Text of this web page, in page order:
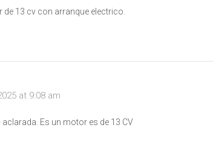
13 cv con arranque electrico.
at 9:08 am
Es un motor es de 13 CV